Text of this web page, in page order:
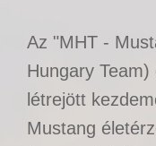
Az "MHT -
Hungary
létrejött
Mustang